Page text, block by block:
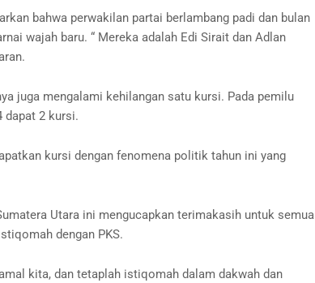
bahwa perwakilan partai berlambang padi dan bulan
wajah baru. “ Mereka adalah Edi Sirait dan Adlan
juga mengalami kehilangan satu kursi. Pada pemilu
dapat 2 kursi.
kursi dengan fenomena politik tahun ini yang
Utara ini mengucapkan terimakasih untuk semua
dengan PKS.
kita, dan tetaplah istiqomah dalam dakwah dan